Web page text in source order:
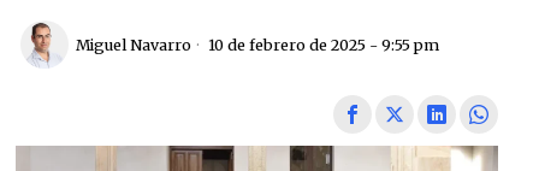
Miguel Navarro 10 de febrero de 2025 - 9:55 pm